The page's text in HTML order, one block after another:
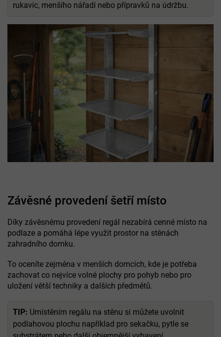
rukavic, menšího nářadí nebo přípravků na údržbu.
Závěsné provedení šetří místo
Díky závěsnému provedení regál nezabírá cenné místo na
podlaze a pomáhá lépe využít prostor na stěnách
zahradního domku.
To oceníte zejména v menších domcích, kde je potřeba
zachovat co nejvíce volné plochy pro pohyb nebo pro
uložení větší techniky a dalších předmětů.
TIP: Umístěním regálu na stěnu si můžete uvolnit
podlahovou plochu například pro sekačku, pytle se